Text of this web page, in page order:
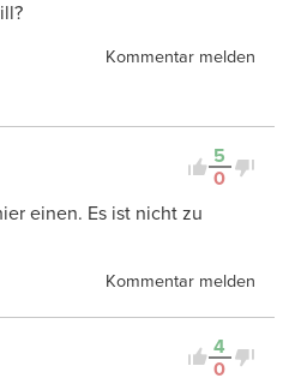
Kommentar melden
5
0
einen. Es ist nicht zu
Kommentar melden
4
0